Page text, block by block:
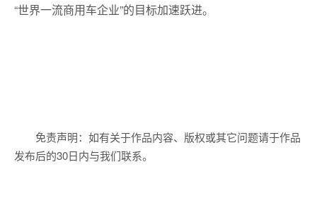
“世界一流商用车企业”的目标加速跃进。
免责声明：如有关于作品内容、版权或其它问题请于作品
发布后的30日内与我们联系。